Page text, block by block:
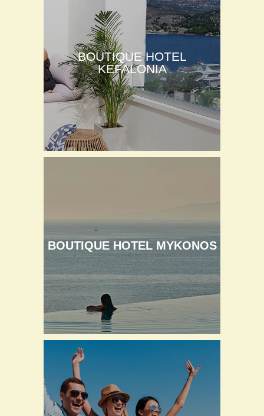
BOUTIQUE HOTEL
KEFALONIA
BOUTIQUE HOTEL MYKONOS